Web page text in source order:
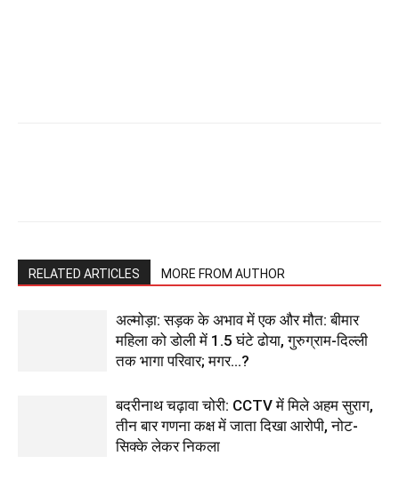
RELATED ARTICLES MORE FROM AUTHOR
अल्मोड़ा: सड़क के अभाव में एक और मौत: बीमार
महिला को डोली में 1.5 घंटे ढोया, गुरुग्राम-दिल्ली
तक भागा परिवार; मगर…?
बदरीनाथ चढ़ावा चोरी: CCTV में मिले अहम सुराग,
तीन बार गणना कक्ष में जाता दिखा आरोपी, नोट-
सिक्के लेकर निकला